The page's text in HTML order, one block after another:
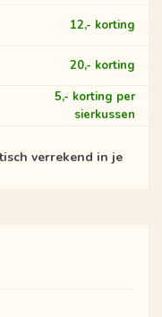
12,- korting
20,- korting
5,- korting per
sierkussen
verrekend in je